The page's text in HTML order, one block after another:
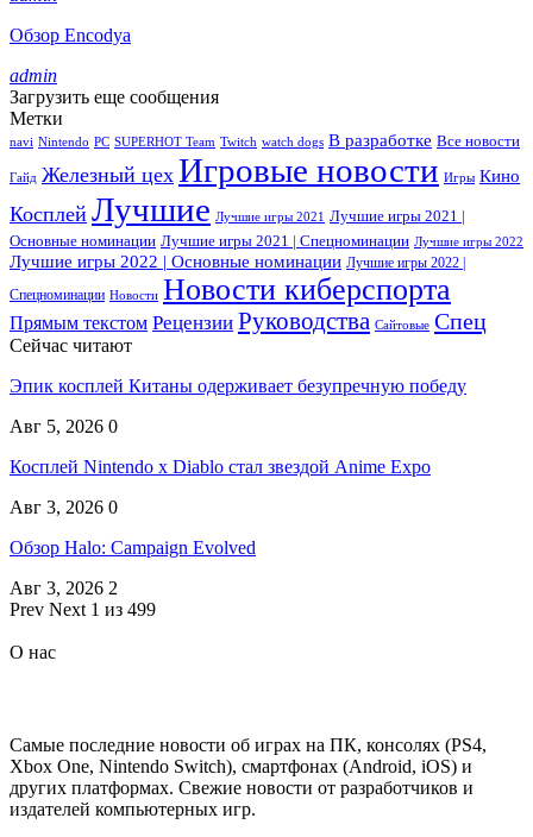
Обзор Encodya
admin
Загрузить еще сообщения
Метки
navi Nintendo PC SUPERHOT Team Twitch watch dogs В разработке Все новости
Гайд Железный цех Игровые новости Игры Кино
Косплей Лучшие Лучшие игры 2021
Лучшие игры 2021 |
Основные номинации Лучшие игры 2021 | Спецноминации Лучшие игры 2022
Лучшие игры 2022 | Основные номинации Лучшие игры 2022 |
Спецноминации Новости Новости киберспорта
Прямым текстом Рецензии Руководства Сайтовые Спец
Сейчас читают
Эпик косплей Китаны одерживает безупречную победу
Авг 5, 2026 0
Косплей Nintendo x Diablo стал звездой Anime Expo
Авг 3, 2026 0
Обзор Halo: Campaign Evolved
Авг 3, 2026 2
Prev Next 1 из 499
О нас
Самые последние новости об играх на ПК, консолях (PS4,
Xbox One, Nintendo Switch), смартфонах (Android, iOS) и
других платформах. Свежие новости от разработчиков и
издателей компьютерных игр.